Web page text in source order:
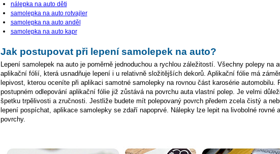
nálepka na auto děti
samolepka na auto rotvajler
samolepka na auto anděl
samolepka na auto kapr
Jak postupovat při lepení samolepek na auto?
Lepení samolepek na auto je poměrně jednoduchou a rychlou záležitostí. Všechny polepy na
aplikační fólií, která usnadňuje lepení i u relativně složitějších dekorů. Aplikační fólie má
lepivost, kterou oceníte při aplikaci samotné samolepky na rovnou část karosérie automobilu.
postupném odlepování aplikační fólie již zůstává na povrchu auta vlastní polep. Je velmi
špetku trpělivosti a zručnosti. Jestliže budete mít polepovaný povrch předem zcela čistý a
lepení pospíchat, aplikace samolepky se zdaří napoprvé. Nálepky lze lepit na livobolné rovné
povrchy.